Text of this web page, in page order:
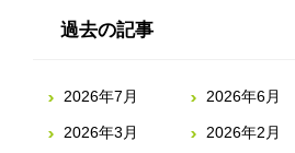
過去の記事
2026年7月 2026年6月
2026年3月 2026年2月